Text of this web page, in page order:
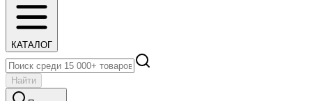
КАТАЛОГ
Найти